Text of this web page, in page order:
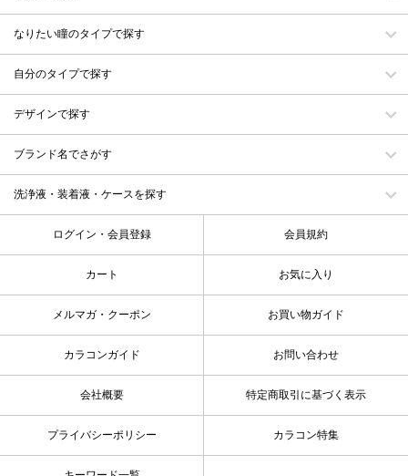
なりたい瞳のタイプで探す
自分のタイプで探す
デザインで探す
ブランド名でさがす
洗浄液・装着液・ケースを探す
ログイン・会員登録 会員規約
カート お気に入り
メルマガ・クーポン お買い物ガイド
カラコンガイド お問い合わせ
会社概要 特定商取引に基づく表示
プライバシーポリシー カラコン特集